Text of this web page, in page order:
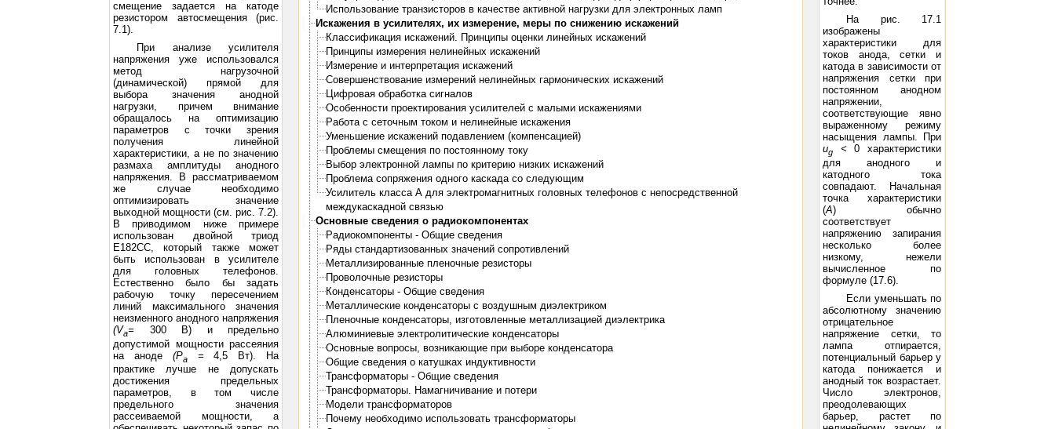
смещение задается на катоде
резистором автосмещения (рис.
7.1).
При анализе усилителя
напряжения уже использовался
метод нагрузочной
(динамической) прямой для
выбора значения анодной
нагрузки, причем внимание
обращалось на оптимизацию
параметров с точки зрения
получения линейной
характеристики, а не по значению
размаха амплитуды анодного
напряжения. В рассматриваемом
же случае необходимо
оптимизировать значение
выходной мощности (см. рис. 7.2).
В приводимом ниже примере
использован двойной триод
Е182СС, который также может
быть использован в усилителе
для головных телефонов.
Естественно было бы задать
рабочую точку пересечением
линий максимального значения
неизменного анодного напряжения
(Va= 300 В) и предельно
допустимой мощности рассеяния
на аноде (Ра=4,5 Вт). На
практике лучше не допускать
достижения предельных
параметров, в том числе
предельного значения
рассеиваемой мощности, а
Использование транзисторов в качестве активной нагрузки для электронных ламп
Искажения в усилителях, их измерение, меры по снижению искажений
Классификация искажений. Принципы оценки линейных искажений
Принципы измерения нелинейных искажений
Измерение и интерпретация искажений
Совершенствование измерений нелинейных гармонических искажений
Цифровая обработка сигналов
Особенности проектирования усилителей с малыми искажениями
Работа с сеточным током и нелинейные искажения
Уменьшение искажений подавлением (компенсацией)
Проблемы смещения по постоянному току
Выбор электронной лампы по критерию низких искажений
Проблема сопряжения одного каскада со следующим
Усилитель класса А для электромагнитных головных телефонов с непосредственной
междукаскадной связью
Основные сведения о радиокомпонентах
Радиокомпоненты - Общие сведения
Ряды стандартизованных значений сопротивлений
Металлизированные пленочные резисторы
Проволочные резисторы
Конденсаторы - Общие сведения
Металлические конденсаторы с воздушным диэлектриком
Пленочные конденсаторы, изготовленные металлизацией диэлектрика
Алюминиевые электролитические конденсаторы
Основные вопросы, возникающие при выборе конденсатора
Общие сведения о катушках индуктивности
Трансформаторы - Общие сведения
Трансформаторы. Намагничивание и потери
Модели трансформаторов
Почему необходимо использовать трансформаторы
На рис. 17.1
изображены
характеристики для
токов анода, сетки и
катода в зависимости от
напряжения сетки при
постоянном анодном
напряжении,
соответствующие явно
выраженному режиму
насыщения лампы. При
иg <0 характеристики
для анодного и
катодного тока
совпадают. Начальная
точка характеристики
(А) обычно
соответствует
напряжению запирания
несколько более
низкому, нежели
вычисленное по
формуле (17.6).
Если уменьшать по
абсолютному значению
отрицательное
напряжение сетки, то
лампа отпирается,
потенциальный барьер у
катода понижается и
анодный ток возрастает.
Число электронов,
преодолевающих
барьер, растет по